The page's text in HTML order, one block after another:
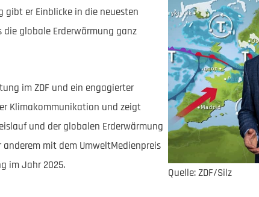
gibt er Einblicke in die neuesten
globale Erderwärmung ganz
im ZDF und ein engagierter
Klimakommunikation und zeigt
und der globalen Erderwärmung
mit dem UmweltMedienpreis
im Jahr 2025.
Quelle: ZDF/Silz